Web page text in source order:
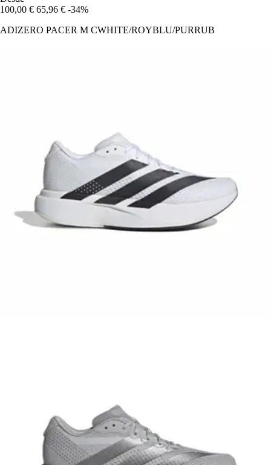
100,00 € 65,96 € -34%
ADIZERO PACER M CWHITE/ROYBLU/PURRUB